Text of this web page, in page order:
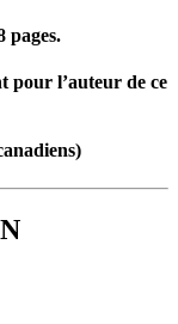
pages.
pour l’auteur de ce